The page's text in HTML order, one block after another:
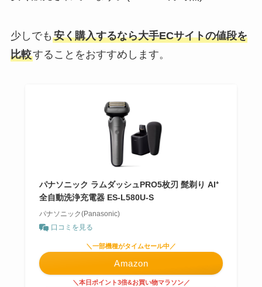
少しでも 安く購入するなら大手ECサイトの値段を
比較することをおすすめします。
パナソニック ラムダッシュPRO5枚刃 髭剃り AI⁺
全自動洗浄充電器 ES-L580U-S
パナソニック(Panasonic)
口コミを見る
＼一部機種がタイムセール中／
Amazon
＼本日ポイント3倍&お買い物マラソン／